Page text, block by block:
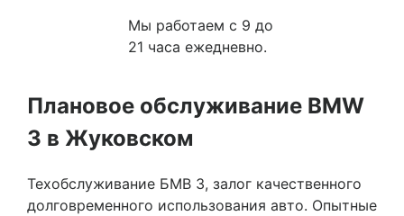
Мы работаем с 9 до
21 часа ежедневно.
Плановое обслуживание BMW
3 в Жуковском
Техобслуживание БМВ 3, залог качественного
долговременного использования авто. Опытные